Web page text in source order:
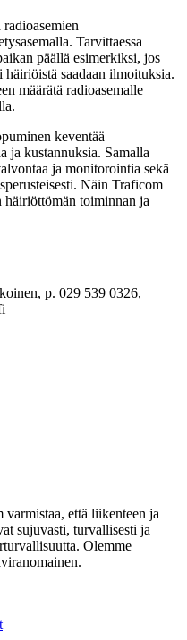
Tarvittaessa
päällä esimerkiksi, jos
saadaan ilmoituksia.
määrätä radioasemalle
keventää
ja kustannuksia. Samalla
ja monitorointia sekä
Näin Traficom
häiriöttömän toiminnan ja
p. 029 539 0326,
että liikenteen ja
sujuvasti, turvallisesti ja
Olemme